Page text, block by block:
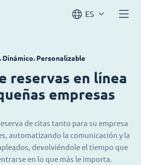
ES
Dinámico. Personalizable
reservas en línea
empresas
de citas tanto para su empresa
automatizando la comunicación y la
devolviéndole el tiempo que
en lo que más le importa.